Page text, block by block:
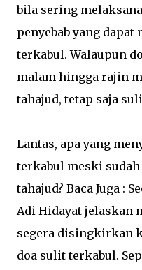
bila sering
penyebab yang
terkabul. Walaupun
malam hingga rajin
tahajud, tetap saja
Lantas, apa yang
terkabul meski
tahajud? Baca Juga :
Adi Hidayat jelaskan
segera disingkirkan
doa sulit terkabul.